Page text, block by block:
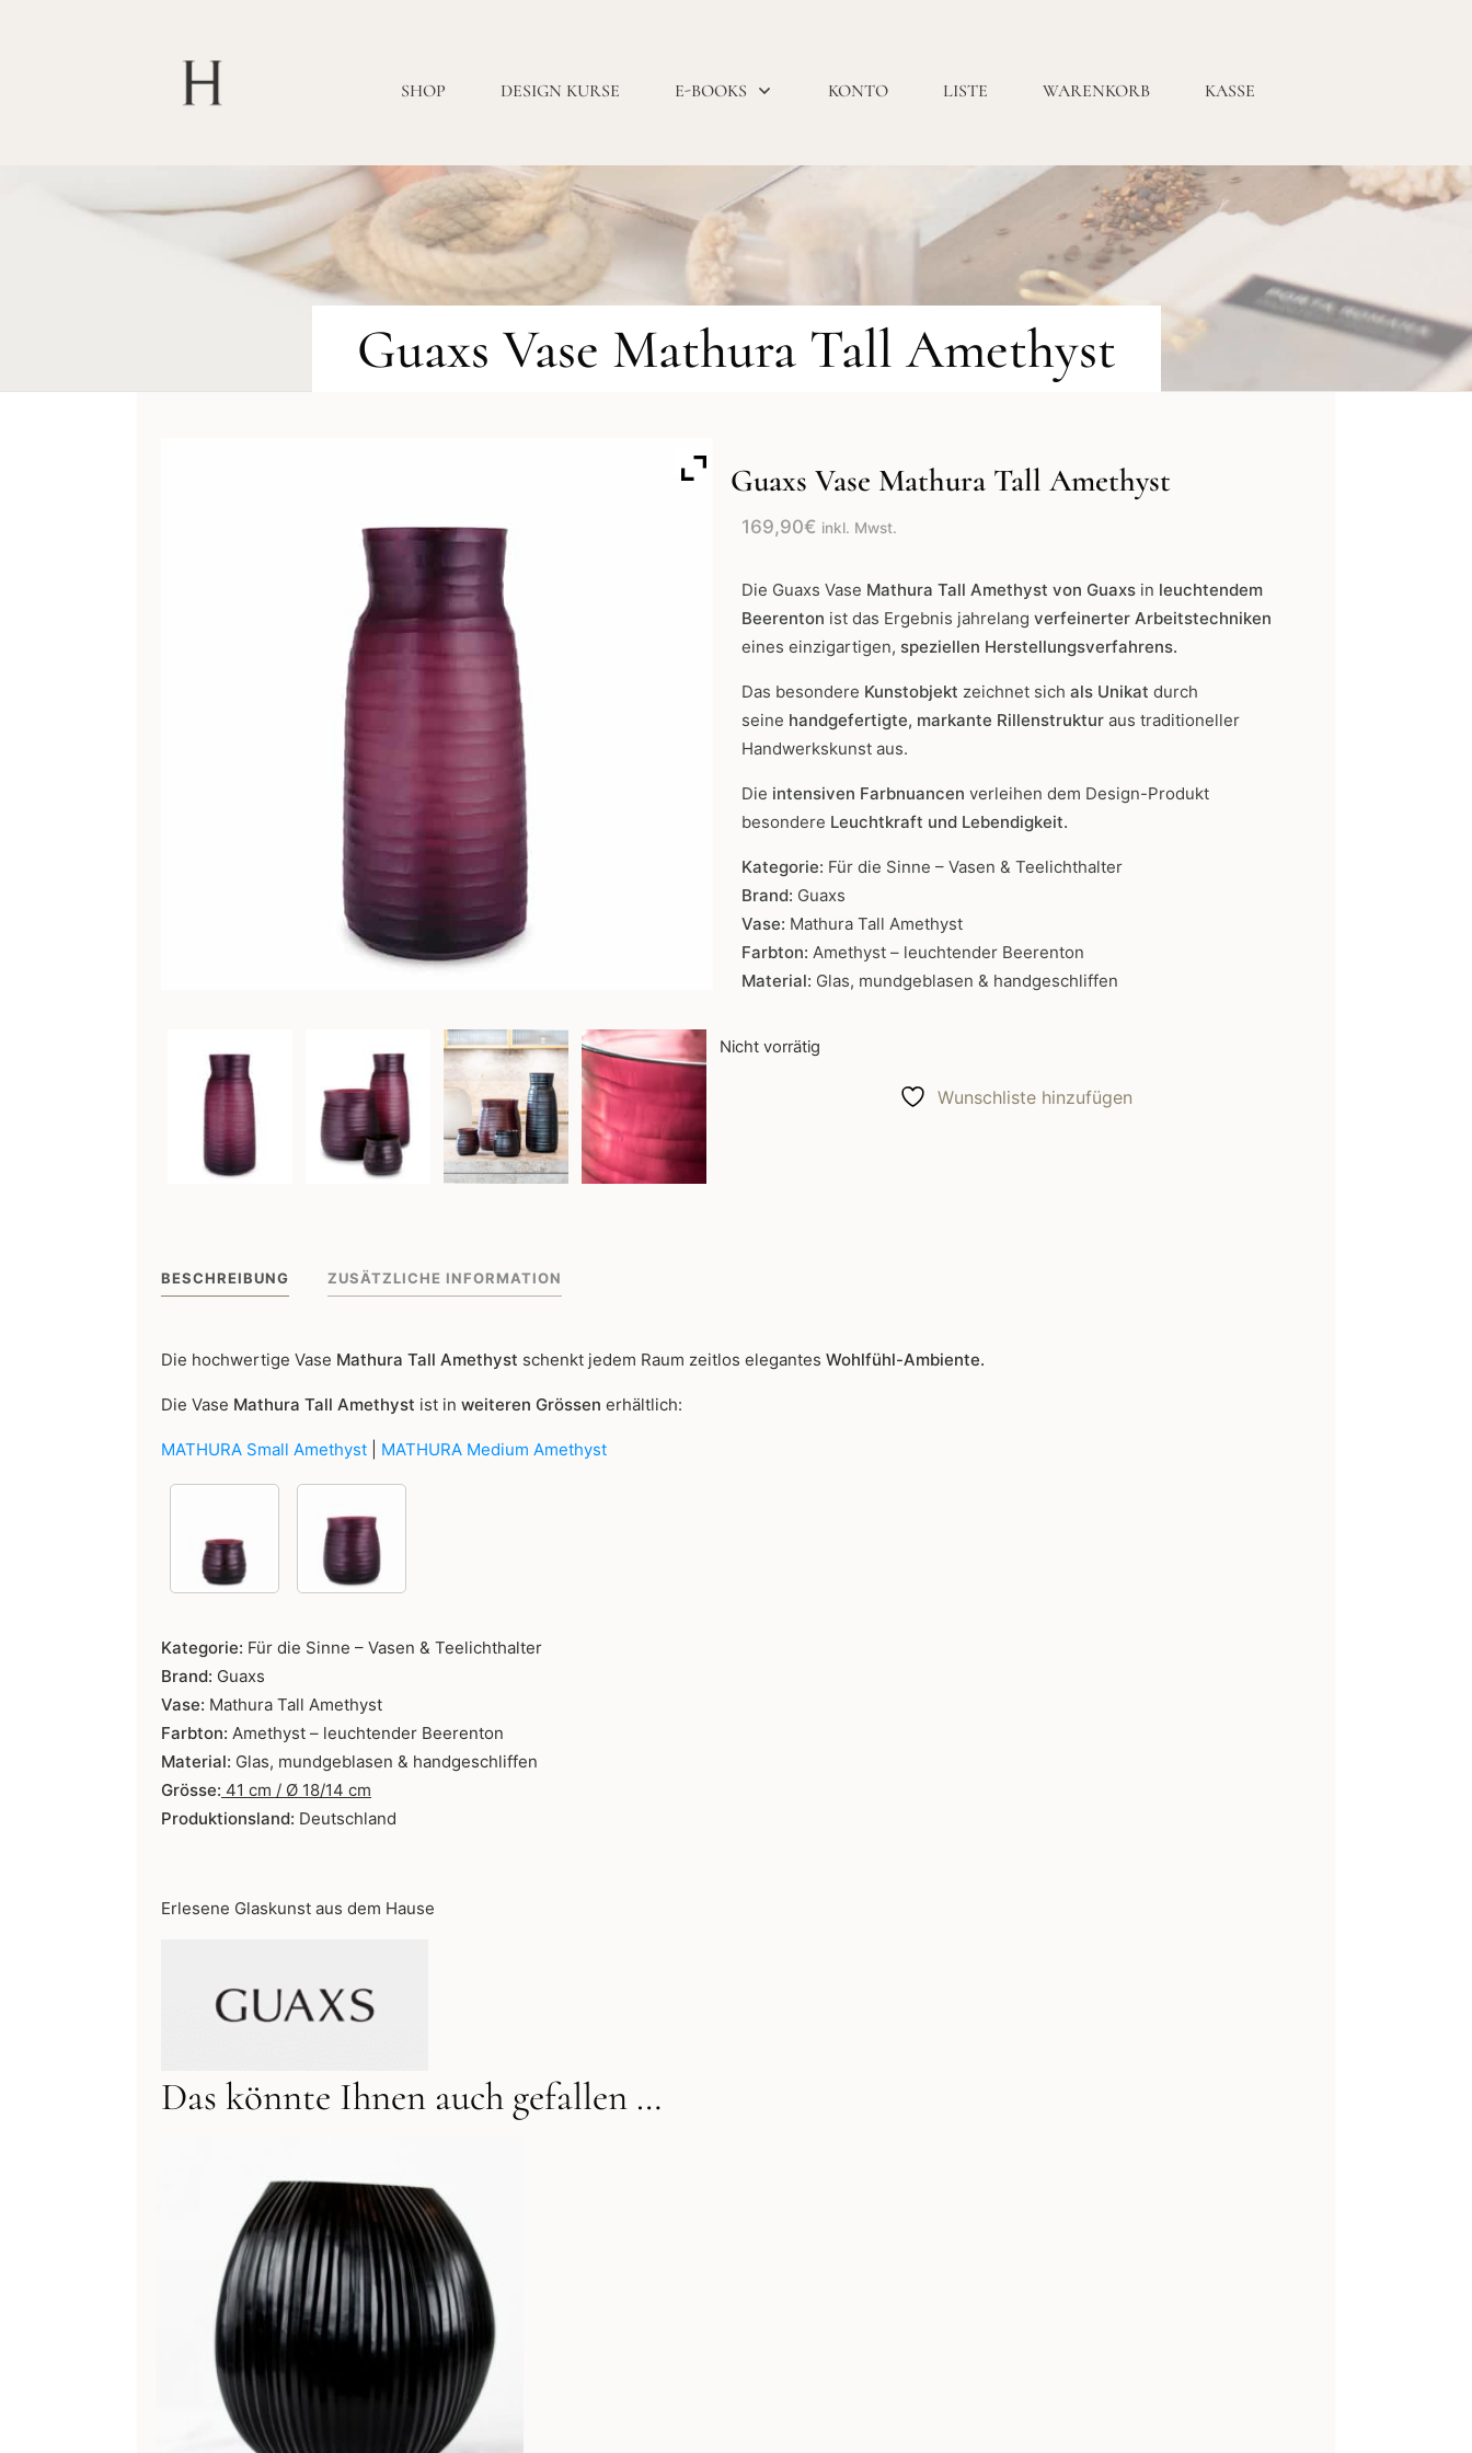
SHOP DESIGN KURSE E-BOOKS KONTO LISTE WARENKORB KASSE
Guaxs Vase Mathura Tall Amethyst
Guaxs Vase Mathura Tall Amethyst
169,90€ inkl. Mwst.
Die Guaxs Vase Mathura Tall Amethyst von Guaxs in leuchtendem
Beerenton ist das Ergebnis jahrelang verfeinerter Arbeitstechniken
eines einzigartigen, speziellen Herstellungsverfahrens.
Das besondere Kunstobjekt zeichnet sich als Unikat durch
seine handgefertigte, markante Rillenstruktur aus traditioneller
Handwerkskunst aus.
Die intensiven Farbnuancen verleihen dem Design-Produkt
besondere Leuchtkraft und Lebendigkeit.
Kategorie: Für die Sinne – Vasen & Teelichthalter
Brand: Guaxs
Vase: Mathura Tall Amethyst
Farbton: Amethyst – leuchtender Beerenton
Material: Glas, mundgeblasen & handgeschliffen
Nicht vorrätig
Wunschliste hinzufügen
BESCHREIBUNG ZUSÄTZLICHE INFORMATION
Die hochwertige Vase Mathura Tall Amethyst schenkt jedem Raum zeitlos elegantes Wohlfühl-Ambiente.
Die Vase Mathura Tall Amethyst ist in weiteren Grössen erhältlich:
MATHURA Small Amethyst MATHURA Medium Amethyst
Kategorie: Für die Sinne – Vasen & Teelichthalter
Brand: Guaxs
Vase: Mathura Tall Amethyst
Farbton: Amethyst – leuchtender Beerenton
Material: Glas, mundgeblasen & handgeschliffen
Grösse: 41 cm / Ø 18/14 cm
Produktionsland: Deutschland
Erlesene Glaskunst aus dem Hause
Das könnte Ihnen auch gefallen …